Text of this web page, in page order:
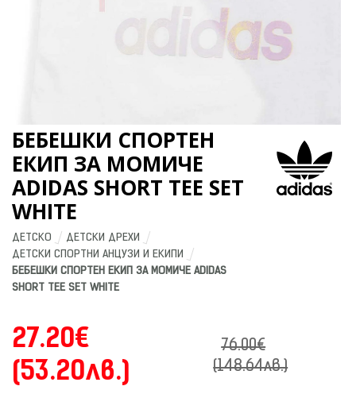
БЕБЕШКИ СПОРТЕН
ЕКИП ЗА МОМИЧЕ
ADIDAS SHORT TEE SET
WHITE
ДЕТСКО
ДЕТСКИ ДРЕХИ
ДЕТСКИ СПОРТНИ АНЦУЗИ И ЕКИПИ
БЕБЕШКИ СПОРТЕН ЕКИП ЗА МОМИЧЕ ADIDAS
SHORT TEE SET WHITE
27.20€
(53.20лв.)
76.00€
(148.64лв.)